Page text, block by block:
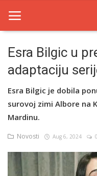
Home
Novosti
TV Serije
Filmovi
Glumci
Esra Bilgic u
adaptaciju
Esra Bilgic je dobila
surovoj zimi Albore na
Mardinu.
Novosti Aug 6, 2024 0